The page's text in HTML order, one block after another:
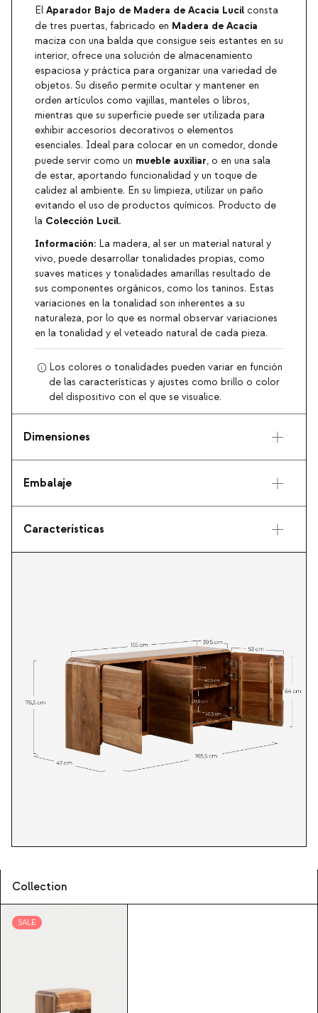
El Aparador Bajo de Madera de Acacia Lucil consta
de tres puertas, fabricado en Madera de Acacia
maciza con una balda que consigue seis estantes en su
interior, ofrece una solución de almacenamiento
espaciosa y práctica para organizar una variedad de
objetos. Su diseño permite ocultar y mantener en
orden artículos como vajillas, manteles o libros,
mientras que su superficie puede ser utilizada para
exhibir accesorios decorativos o elementos
esenciales. Ideal para colocar en un comedor, donde
puede servir como un mueble auxiliar, o en una sala
de estar, aportando funcionalidad y un toque de
calidez al ambiente. En su limpieza, utilizar un paño
evitando el uso de productos químicos. Producto de
la Colección Lucil.
Información: La madera, al ser un material natural y
vivo, puede desarrollar tonalidades propias, como
suaves matices y tonalidades amarillas resultado de
sus componentes orgánicos, como los taninos. Estas
variaciones en la tonalidad son inherentes a su
naturaleza, por lo que es normal observar variaciones
en la tonalidad y el veteado natural de cada pieza.
Los colores o tonalidades pueden variar en función
de las características y ajustes como brillo o color
del dispositivo con el que se visualice.
Dimensiones
Embalaje
Características
Collection
SALE